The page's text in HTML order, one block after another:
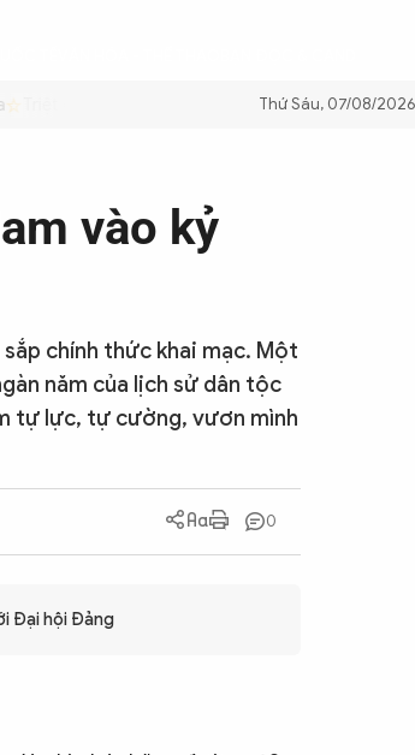
Triệt để tiết kiệm xăng dầu để đảm bảo an ninh
Thứ Sáu, 07/08/2026
vào kỷ
chính thức khai mạc. Một
năm của lịch sử dân tộc
tự lực, tự cường, vươn mình
0
Đại hội Đảng